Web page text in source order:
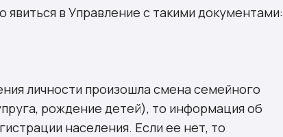
в Управление с такими документами:
личности произошла смена семейного
рождение детей), то информация об
населения. Если ее нет, то